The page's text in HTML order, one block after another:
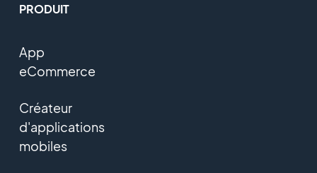
PRODUIT
App
eCommerce
Créateur
d'applications
mobiles